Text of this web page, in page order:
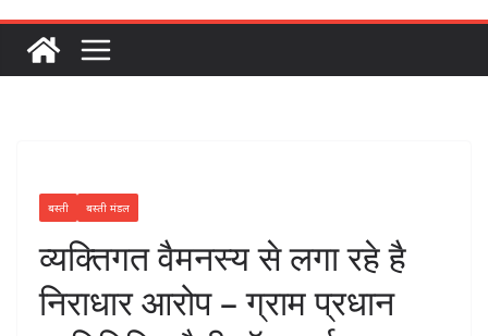
बस्ती बस्ती मंडल
व्यक्तिगत वैमनस्य से लगा रहे है
निराधार आरोप – ग्राम प्रधान